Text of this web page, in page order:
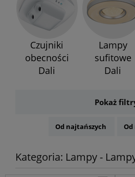
Czujniki
obecności
Dali
Lampy
sufitowe
Dali
Pokaż
Od najtańszych
Kategoria: Lampy -